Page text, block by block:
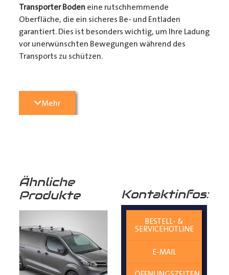
Transporter Bodeneine rutschhemmende
Oberfläche, die ein sicheres Be- und Entladen
garantiert. Dies ist besonders wichtig, um Ihre Ladung
vor unerwünschten Bewegungen während des
Transports zu schützen.
3. Passgenauigkeit:
präzise konturgefräst, um perfekt in Ihren
4. Langlebigkeit:Birkenschichtholz ist von Natur aus
resistent gegen Feuchtigkeit und Pilze, was
die Lebensdauer Ihres
Laderaumbodensverlängert
und Ihren
Transporter
vor unerwünschten Schäden schützt.
Mehr
Ähnliche
Produkte
Kontaktinfos:
BESTELL- &
SERVICEHOTLINE
E-MAIL